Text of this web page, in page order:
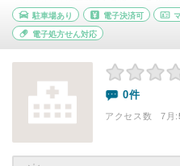
駐車場あり 電子決済可
電子処方せん対応
0件
アクセス数 7月: